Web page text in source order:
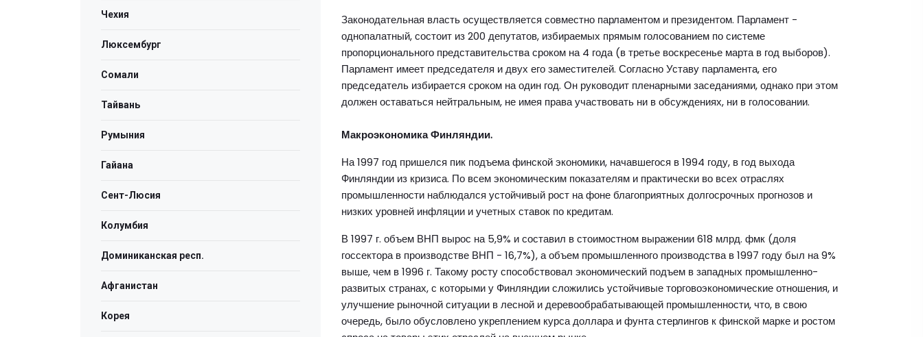
Законодательная власть осуществляется совместно парламентом и президентом. Парламент -
однопалатный, состоит из 200 депутатов, избираемых прямым голосованием по системе
пропорционального представительства сроком на 4 года (в третье воскресенье марта в год выборов).
Парламент имеет председателя и двух его заместителей. Согласно Уставу парламента, его
председатель избирается сроком на один год. Он руководит пленарными заседаниями, однако при этом
должен оставаться нейтральным, не имея права участвовать ни в обсуждениях, ни в голосовании.
Макроэкономика Финляндии.
На 1997 год пришелся пик подъема финской экономики, начавшегося в 1994 году, в год выхода
Финляндии из кризиса. По всем экономическим показателям и практически во всех отраслях
промышленности наблюдался устойчивый рост на фоне благоприятных долгосрочных прогнозов и
низких уровней инфляции и учетных ставок по кредитам.
В 1997 г. объем ВНП вырос на 5,9% и составил в стоимостном выражении 618 млрд. фмк (доля
госсектора в производстве ВНП - 16,7%), а объем промышленного производства в 1997 году был на 9%
выше, чем в 1996 г. Такому росту способствовал экономический подъем в западных промышленно-
развитых странах, с которыми у Финляндии сложились устойчивые торговоэкономические отношения, и
улучшение рыночной ситуации в лесной и деревообрабатывающей промышленности, что, в свою
очередь, было обусловлено укреплением курса доллара и фунта стерлингов к финской марке и ростом
Чехия
Люксембург
Сомали
Тайвань
Румыния
Гайана
Сент-Люсия
Колумбия
Доминиканская респ.
Афганистан
Корея